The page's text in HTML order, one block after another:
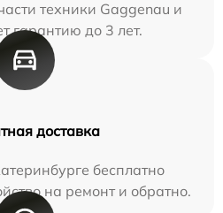
техники Gaggenau и
гарантию до 3 лет.
доставка
бесплатно
на ремонт и обратно.